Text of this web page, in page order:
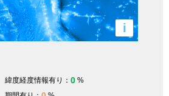
i
緯度経度情報有り： 0 %